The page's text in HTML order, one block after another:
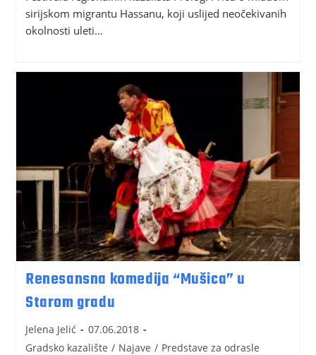
sirijskom migrantu Hassanu, koji uslijed neočekivanih
okolnosti uleti…
Renesansna komedija “Mušica” u
Starom gradu
Jelena Jelić
07.06.2018
Gradsko kazalište / Najave / Predstave za odrasle